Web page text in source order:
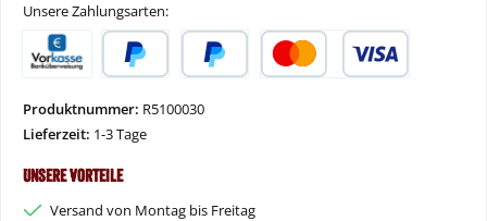
Unsere Zahlungsarten:
Produktnummer: R5100030
Lieferzeit: 1-3 Tage
Unsere Vorteile
Versand von Montag bis Freitag